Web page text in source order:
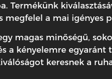
Termékünk
megfelel a mai igényes
magas minőségű,
a kényelemre egyaránt
keresnek a